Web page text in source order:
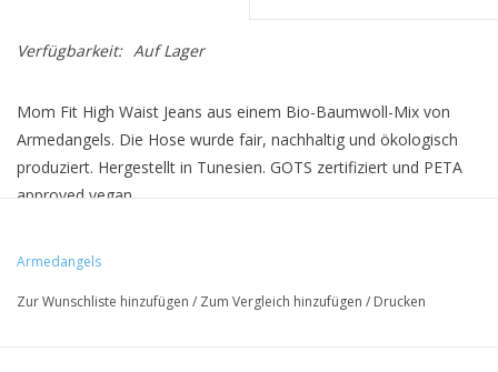
Verfügbarkeit: Auf Lager
Mom Fit High Waist Jeans aus einem Bio-Baumwoll-Mix von
Armedangels. Die Hose wurde fair, nachhaltig und ökologisch
produziert. Hergestellt in Tunesien. GOTS zertifiziert und PETA
approved vegan.
• 84% Bio-Baumwolle, 14% Hanffaser, 2% Elastan
Armedangels
Zur Wunschliste hinzufügen / Zum Vergleich hinzufügen / Drucken